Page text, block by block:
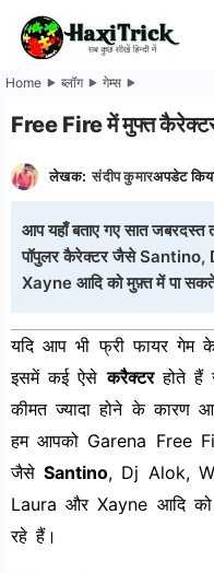
Skip
-
सब
में
Home ब्लॉग गेम्स
Free Fire में मुफ्त
लेखक: संदीप कुमारअपडेट
आप यहाँ बताए गए सात जबरदस्त
पॉपुलर कैरेक्टर जैसे
Xayne आदि को मुफ़्त में पा
यदि आप भी फ्री फायर गेम
इसमें कई ऐसेकरैक्टरहोते हैं
कीमत ज्यादा होने के कारण
हम आपको Garena Free
जैसेSantino, Dj Alok,
Laura और Xayne आदि
रहे हैं।